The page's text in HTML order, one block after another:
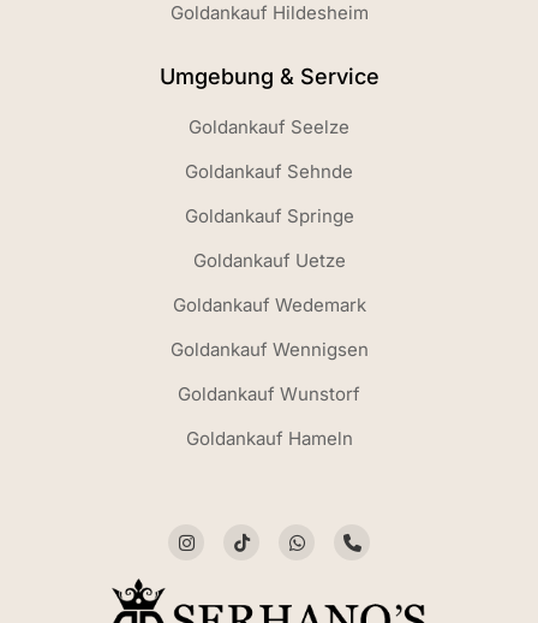
Goldankauf Hildesheim
Umgebung & Service
Goldankauf Seelze
Goldankauf Sehnde
Goldankauf Springe
Goldankauf Uetze
Goldankauf Wedemark
Goldankauf Wennigsen
Goldankauf Wunstorf
Goldankauf Hameln